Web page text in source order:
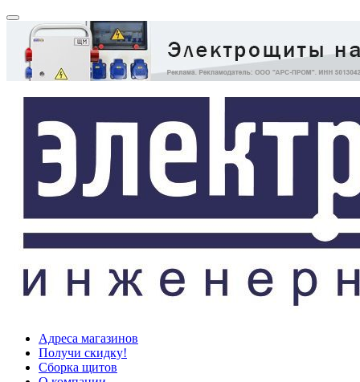
Адреса магазинов
Получи скидку!
Сборка щитов